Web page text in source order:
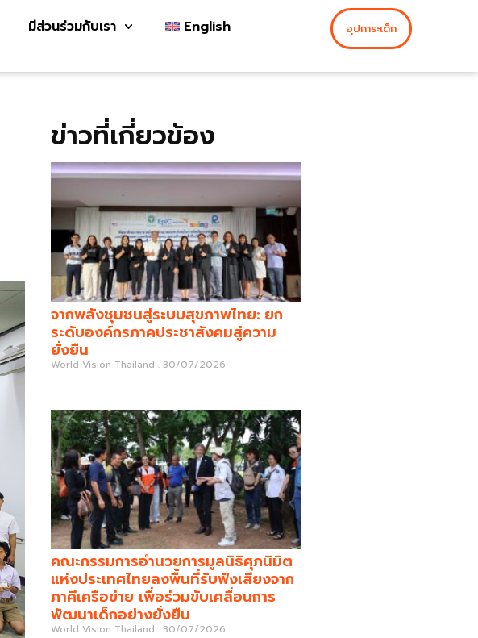
มีส่วนร่วมกับเรา English อุปการะเด็ก
ข่าวที่เกี่ยวข้อง
จากพลังชุมชนสู่ระบบสุขภาพไทย: ยก
ระดับองค์กรภาคประชาสังคมสู่ความ
ยั่งยืน
World Vision Thailand 30/07/2026
คณะกรรมการอำนวยการมูลนิธิศุภนิมิต
แห่งประเทศไทยลงพื้นที่รับฟังเสียงจาก
ภาคีเครือข่าย เพื่อร่วมขับเคลื่อนการ
พัฒนาเด็กอย่างยั่งยืน
World Vision Thailand 30/07/2026